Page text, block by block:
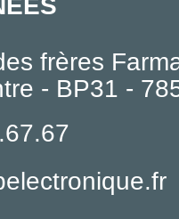
frères
- BP31 -